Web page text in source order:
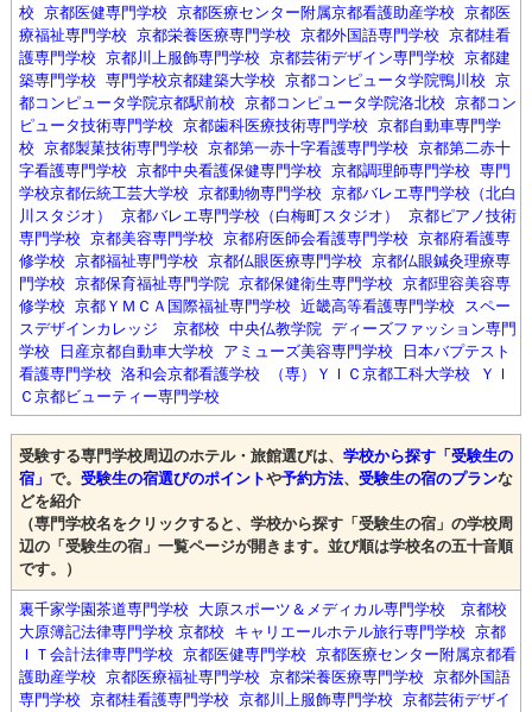
校 京都医健専門学校 京都医療センター附属京都看護助産学校 京都医
療福祉専門学校 京都栄養医療専門学校 京都外国語専門学校 京都桂看
護専門学校 京都川上服飾専門学校 京都芸術デザイン専門学校 京都建
築専門学校 専門学校京都建築大学校 京都コンピュータ学院鴨川校 京
都コンピュータ学院京都駅前校 京都コンピュータ学院洛北校 京都コン
ピュータ技術専門学校 京都歯科医療技術専門学校 京都自動車専門学
校 京都製菓技術専門学校 京都第一赤十字看護専門学校 京都第二赤十
字看護専門学校 京都中央看護保健専門学校 京都調理師専門学校 専門
学校京都伝統工芸大学校 京都動物専門学校 京都バレエ専門学校（北白
川スタジオ）
京都バレエ専門学校（白梅町スタジオ）
京都ピアノ技術
専門学校 京都美容専門学校 京都府医師会看護専門学校 京都府看護専
修学校 京都福祉専門学校 京都仏眼医療専門学校 京都仏眼鍼灸理療専
門学校 京都保育福祉専門学院 京都保健衛生専門学校 京都理容美容専
修学校 京都ＹＭＣＡ国際福祉専門学校 近畿高等看護専門学校
スペー
スデザインカレッジ 京都校 中央仏教学院 ディーズファッション専門
学校
日産京都自動車大学校 アミューズ美容専門学校
日本バプテスト
看護専門学校 洛和会京都看護学校 （専）ＹＩＣ京都工科大学校
ＹＩ
Ｃ京都ビューティー専門学校
受験する専門学校周辺のホテル・旅館選びは、 学校から探す「受験生の
宿」 で。 受験生の宿選びのポイントや予約方法、 受験生の宿のプランな
どを紹介
（専門学校名をクリックすると、学校から探す「受験生の宿」の学校周
辺の「受験生の宿」一覧ページが開きます。並び順は学校名の五十音順
です。）
裏千家学園茶道専門学校
大原スポーツ＆メディカル専門学校 京都校
大原簿記法律専門学校 京都校
キャリエールホテル旅行専門学校 京都
ＩＴ会計法律専門学校 京都医健専門学校 京都医療センター附属京都看
護助産学校 京都医療福祉専門学校 京都栄養医療専門学校 京都外国語
専門学校 京都桂看護専門学校 京都川上服飾専門学校 京都芸術デザイ